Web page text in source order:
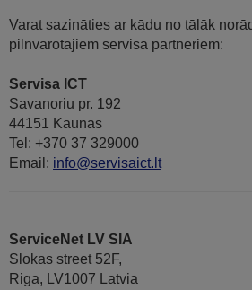
Varat sazināties ar kādu no tālāk
pilnvarotajiem servisa partneriem:
Servisa ICT
Savanoriu pr. 192
44151 Kaunas
Tel: +370 37 329000
Email: info@servisaict.lt
ServiceNet LV SIA
Slokas street 52F,
Riga, LV1007 Latvia